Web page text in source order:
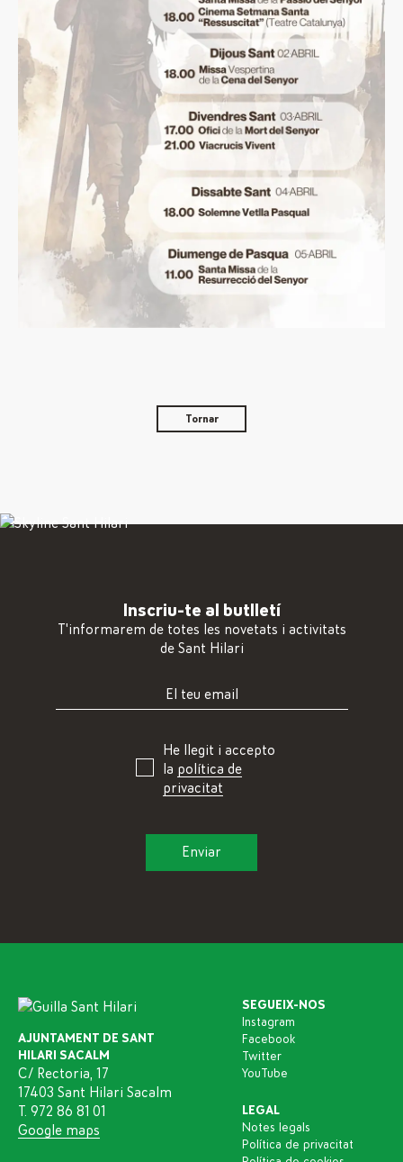
Tornar
Inscriu-te al butlletí
T'informarem de totes les novetats i activitats
de Sant Hilari
He llegit i accepto
la política de
privacitat
AJUNTAMENT DE SANT
HILARI SACALM
C/ Rectoria, 17
17403 Sant Hilari Sacalm
T. 972 86 81 01
Google maps
SEGUEIX-NOS
Instagram
Facebook
Twitter
YouTube
LEGAL
Notes legals
Política de privacitat